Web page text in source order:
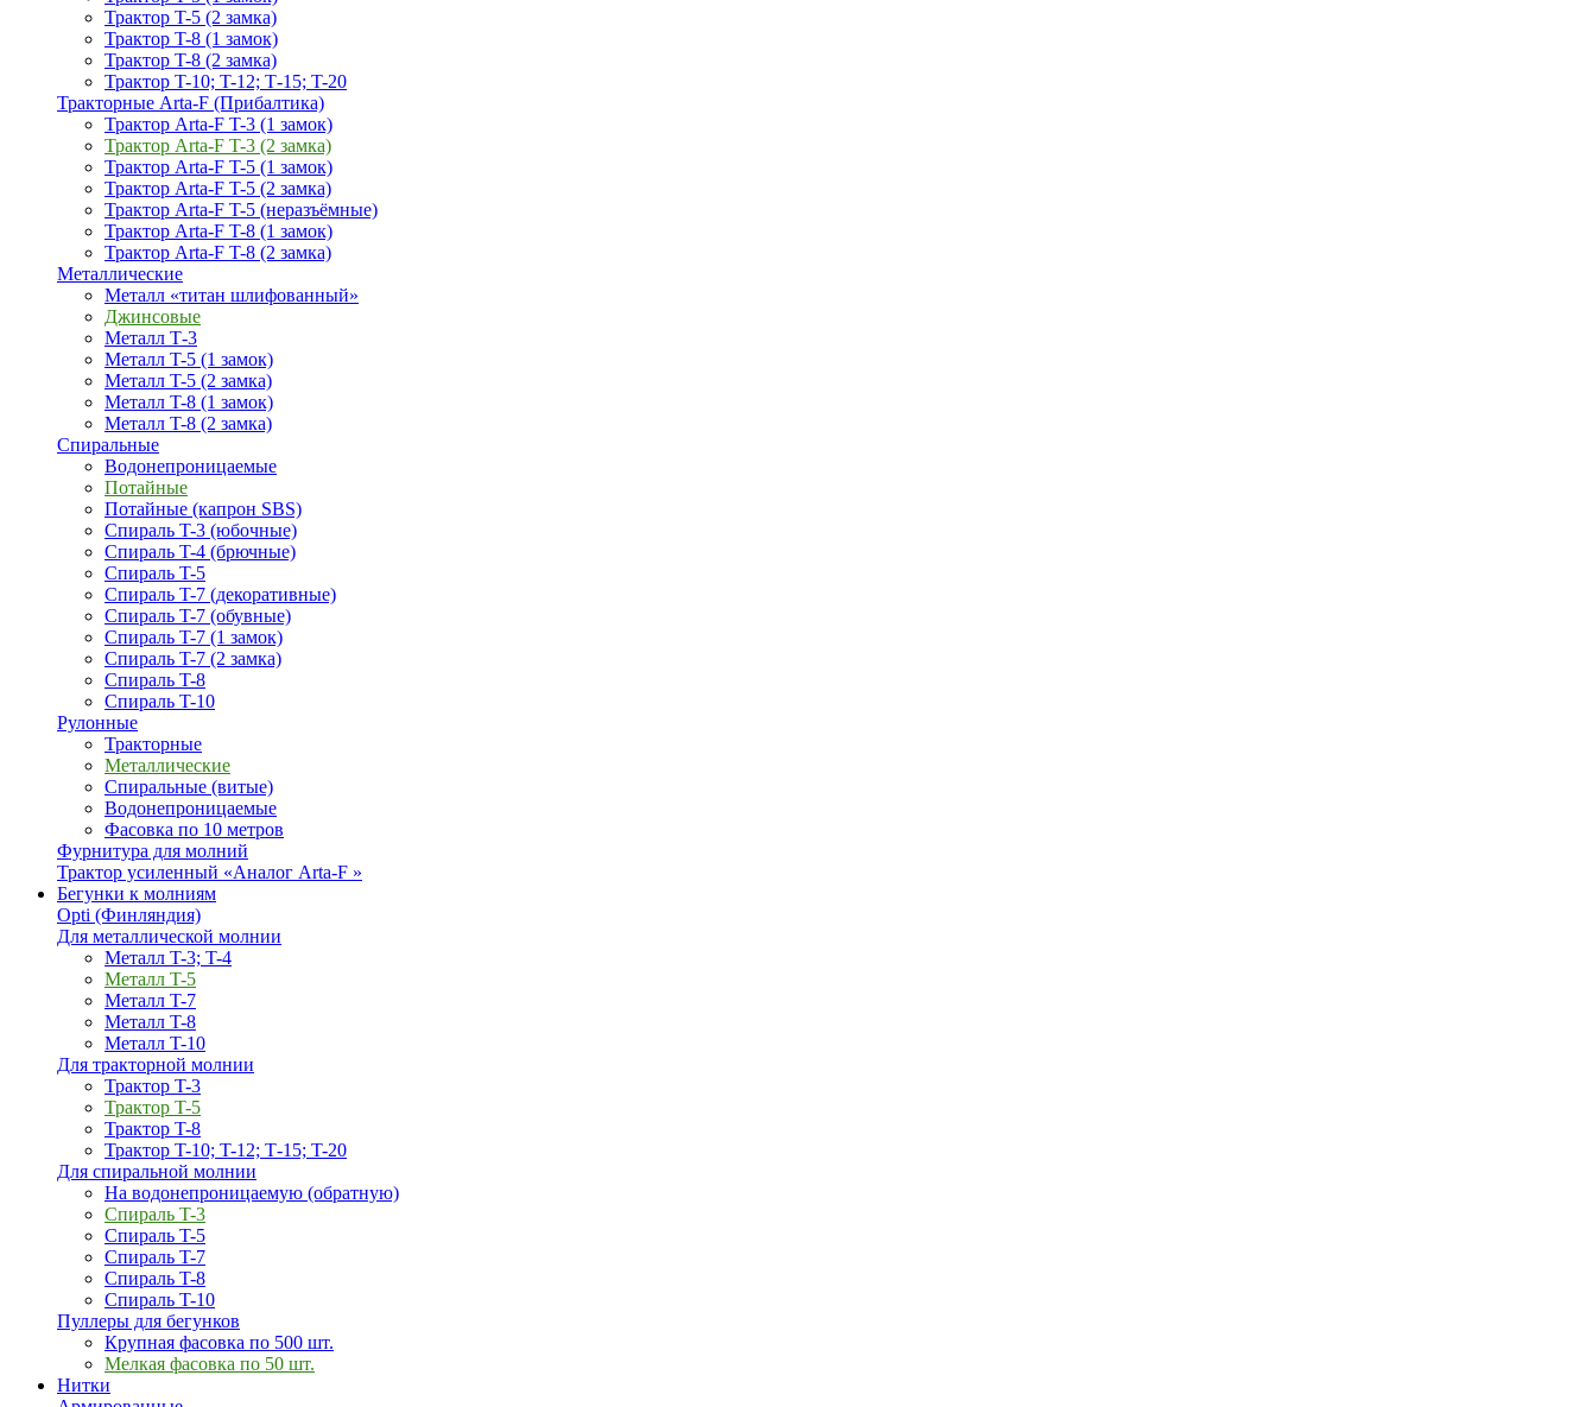
Трактор T-5 (2 замка)
Трактор T-8 (1 замок)
Трактор T-8 (2 замка)
Трактор T-10; T-12; Т-15; T-20
Тракторные Arta-F (Прибалтика)
Трактор Arta-F T-3 (1 замок)
Трактор Arta-F T-3 (2 замка)
Трактор Arta-F T-5 (1 замок)
Трактор Arta-F T-5 (2 замка)
Трактор Arta-F T-5 (неразъёмные)
Трактор Arta-F T-8 (1 замок)
Трактор Arta-F T-8 (2 замка)
Металлические
Металл «титан шлифованный»
Джинсовые
Металл Т-3
Металл T-5 (1 замок)
Металл T-5 (2 замка)
Металл T-8 (1 замок)
Металл T-8 (2 замка)
Спиральные
Водонепроницаемые
Потайные
Потайные (капрон SBS)
Спираль T-3 (юбочные)
Спираль T-4 (брючные)
Спираль T-5
Спираль T-7 (декоративные)
Спираль T-7 (обувные)
Спираль T-7 (1 замок)
Спираль T-7 (2 замка)
Спираль T-8
Спираль T-10
Рулонные
Тракторные
Металлические
Спиральные (витые)
Водонепроницаемые
Фасовка по 10 метров
Фурнитура для молний
Трактор усиленный «Аналог Arta-F »
Бегунки к молниям
Opti (Финляндия)
Для металлической молнии
Металл T-3; T-4
Металл T-5
Металл T-7
Металл T-8
Металл T-10
Для тракторной молнии
Трактор T-3
Трактор T-5
Трактор T-8
Трактор T-10; T-12; Т-15; T-20
Для спиральной молнии
На водонепроницаемую (обратную)
Спираль T-3
Спираль T-5
Спираль T-7
Спираль T-8
Спираль T-10
Пуллеры для бегунков
Крупная фасовка по 500 шт.
Мелкая фасовка по 50 шт.
Нитки